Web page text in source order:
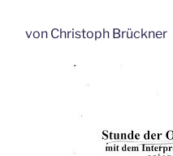
von Christoph Brückner